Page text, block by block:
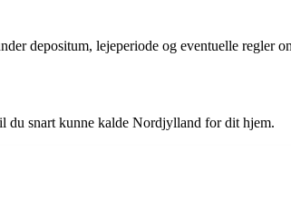
depositum, lejeperiode og eventuelle regler
du snart kunne kalde Nordjylland for dit hjem.